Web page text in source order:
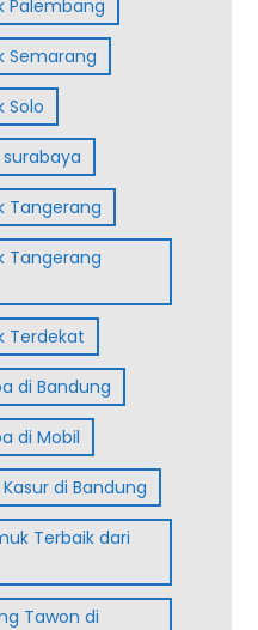
Palembang
Semarang
Solo
Tangerang
Tangerang
Terdekat
di Bandung
di Mobil
di Bandung
Terbaik dari
Tawon di